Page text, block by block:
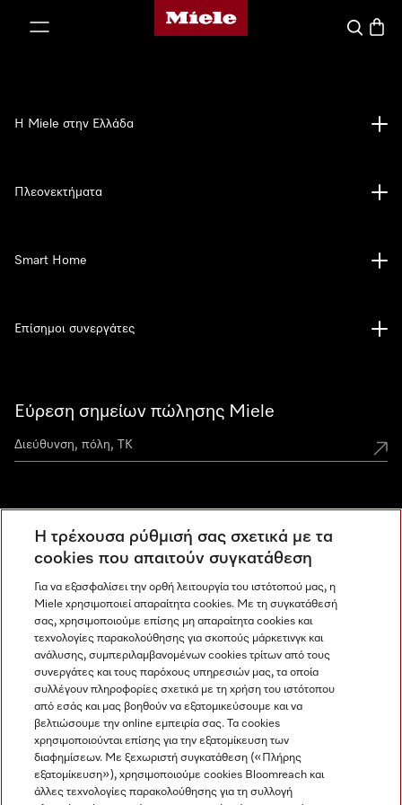
Αρχική σελίδα της Miele
Εύρεση σημείων πώλησης Miele
Ανακαλύψτε τα Miele Experience Center
Newsletter
Η Miele στην Ελλάδα
Πλεονεκτήματα
Smart Home
Επίσημοι συνεργάτες
Miele στο Instagram
Miele στο Facebook
Miele στο Youtube
Η τρέχουσα ρύθμισή σας σχετικά με τα
cookies που απαιτούν συγκατάθεση
Για να εξασφαλίσει την ορθή λειτουργία του ιστότοπού μας, η
Miele χρησιμοποιεί απαραίτητα cookies. Με τη συγκατάθεσή
σας, χρησιμοποιούμε επίσης μη απαραίτητα cookies και
τεχνολογίες παρακολούθησης για σκοπούς μάρκετινγκ και
ανάλυσης, συμπεριλαμβανομένων cookies τρίτων από τους
συνεργάτες και τους παρόχους υπηρεσιών μας, τα οποία
συλλέγουν πληροφορίες σχετικά με τη χρήση του ιστότοπου
από εσάς και μας βοηθούν να εξατομικεύσουμε και να
βελτιώσουμε την online εμπειρία σας. Τα cookies
χρησιμοποιούνται επίσης για την εξατομίκευση των
διαφημίσεων. Με ξεχωριστή συγκατάθεση («Πλήρης
εξατομίκευση»), χρησιμοποιούμε cookies Bloomreach και
άλλες τεχνολογίες παρακολούθησης για τη συλλογή